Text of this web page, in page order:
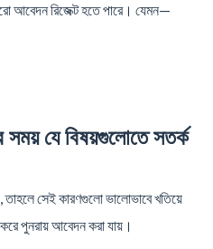
আবেদন রিজেক্ট হতে পারে। যেমন—
যে বিষয়গুলোতে সতর্ক
তাহলে সেই কারণগুলো ভালোভাবে খতিয়ে
পুনরায় আবেদন করা যায়।